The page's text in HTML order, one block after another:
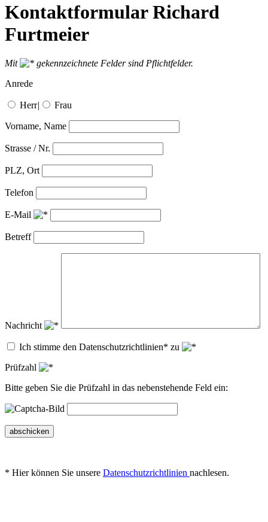
Kontaktformular Richard
Furtmeier
Mit
gekennzeichnete Felder sind Pflichtfelder.
Anrede
Herr| Frau
Vorname, Name
Strasse / Nr.
PLZ, Ort
Telefon
E-Mail
Betreff
Nachricht
Ich stimme den Datenschutzrichtlinien* zu
Prüfzahl
Bitte geben Sie die Prüfzahl in das nebenstehende Feld ein:
abschicken
* Hier können Sie unsere Datenschutzrichtlinien nachlesen.